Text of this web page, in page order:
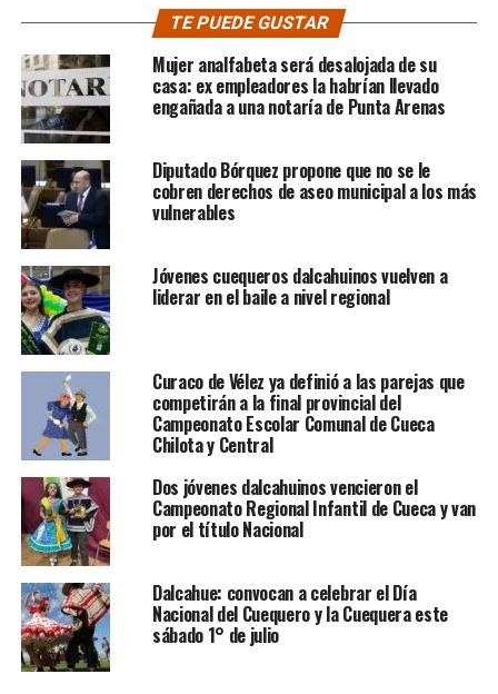
TE PUEDE GUSTAR
Mujer analfabeta será desalojada de su
casa: ex empleadores la habrían llevado
engañada a una notaría de Punta Arenas
Diputado Bórquez propone que no se le
cobren derechos de aseo municipal a los más
vulnerables
Jóvenes cuequeros dalcahuinos vuelven a
liderar en el baile a nivel regional
Curaco de Vélez ya definió a las parejas que
competirán a la final provincial del
Campeonato Escolar Comunal de Cueca
Chilota y Central
Dos jóvenes dalcahuinos vencieron el
Campeonato Regional Infantil de Cueca y van
por el título Nacional
Dalcahue: convocan a celebrar el Día
Nacional del Cuequero y la Cuequera este
sábado 1° de julio